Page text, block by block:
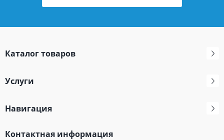
Каталог товаров
Услуги
Навигация
Контактная информация